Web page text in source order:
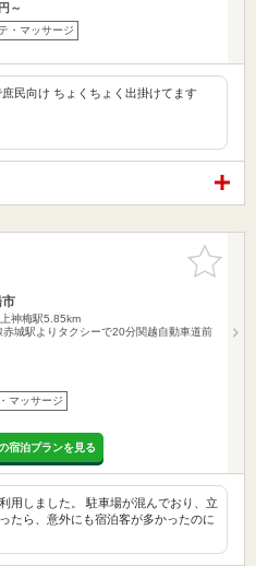
～
・マッサージ
民向け ちょくちょく出掛けてます
お気に入
りに追加
市
上神梅駅5.85km
赤城駅よりタクシーで20分関越自動車道前
マッサージ
宿泊プランを見る
用しました。 駐車場が混んでおり、立
たら、意外にも宿泊客が多かったのに